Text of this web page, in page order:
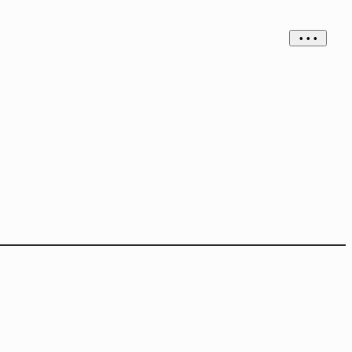
• • •